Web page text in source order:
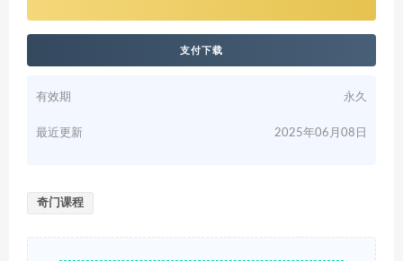
支付下载
有效期 永久
最近更新 2025年06月08日
奇门课程